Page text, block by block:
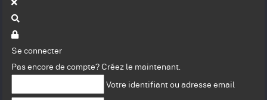
Se connecter
Pas encore de compte? Créez le maintenant.
Votre identifiant ou adresse email